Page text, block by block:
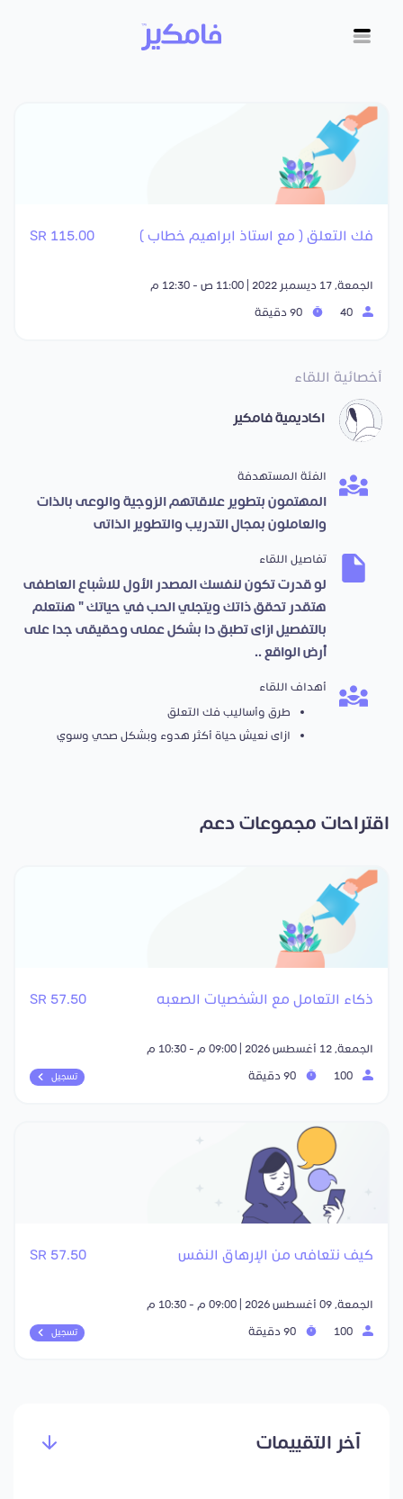
فك التعلق ( مع استاذ ابراهيم خطاب ) 115.00 SR
الجمعة, 17 ديسمبر 2022 | 11:00 ص - 12:30 م
أخصائية اللقاء
اكاديمية فامكير
الفئة المستهدفة
المهتمون بتطوير علاقاتهم الزوجية والوعى بالذات
والعاملون بمجال التدريب والتطوير الذاتى
تفاصيل اللقاء
لو قدرت تكون لنفسك المصدر الأول للاشباع العاطفى
هتقدر تحقق ذاتك ويتجلي الحب في حياتك " هنتعلم
بالتفصيل ازاى تطبق دا بشكل عملى وحقيقى جدا على
أرض الواقع ..
أهداف اللقاء
طرق وأساليب فك التعلق
ازاى نعيش حياة أكثر هدوء وبشكل صحي وسوي
اقتراحات مجموعات دعم
ذكاء التعامل مع الشخصيات الصعبه 57.50 SR
الجمعة, 12 أغسطس 2026 | 09:00 م - 10:30 م
تسجيل
كيف نتعافى من الإرهاق النفس 57.50 SR
الجمعة, 09 أغسطس 2026 | 09:00 م - 10:30 م
تسجيل
آخر التقييمات